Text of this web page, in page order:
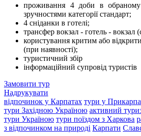
проживання 4 доби в обраному
зручностями категорії стандарт;
4 сніданки в готелі;
трансфер вокзал - готель - вокзал
користування критим або
(при наявності);
туристичний збір
інформаційний супровід туристів
Замовити тур
Надрукувати
відпочинок у Карпатах тури у
тури Західною Україною активний
тури Україною тури поїздом з Харкова
з відпочинком на природі Карпати